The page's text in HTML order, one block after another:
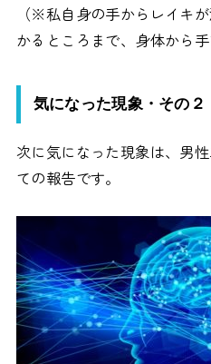
（※私自身の手からレイキ
かるところまで、身体から
気になった現象・その２
次に気になった現象は、男
ての報告です。